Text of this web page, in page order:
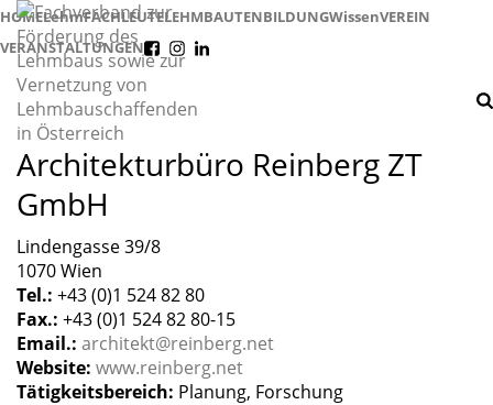
HOMELehmFACHLEUTELEHMBAUTENBILDUNGWissenVEREIN
VERANSTALTUNGEN
Architekturbüro Reinberg ZT
GmbH
Lindengasse 39/8
1070 Wien
Tel.: +43 (0)1 524 82 80
Fax.: +43 (0)1 524 82 80-15
Email.: architekt@reinberg.net
Website: www.reinberg.net
Tätigkeitsbereich: Planung, Forschung